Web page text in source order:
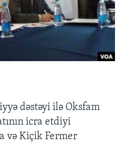
dəstəyi ilə Oksfam
icra etdiyi
və Kiçik Fermer